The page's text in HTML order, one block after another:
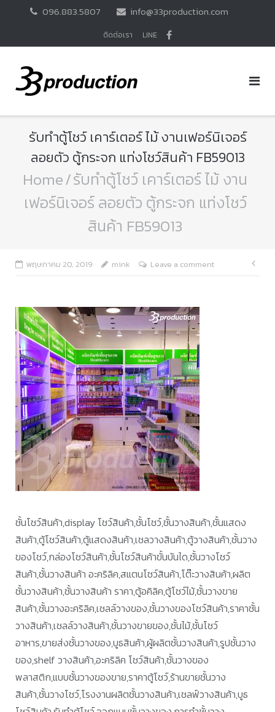
096.883.5807 info@33production.com
ติดต่อเรา LINE
รับทำตู้โชว์ เคาร์เตอร์ ไม้ งานเฟอร์นิเจอร์
ลอยตัว ตู้กระจก แท่งโชว์สินค้า FB59013
Home/รับทำตู้โชว์ เคาร์เตอร์ ไม้ งาน
เฟอร์นิเจอร์ ลอยตัว ตู้กระจก แท่งโชว์
สินค้า FB59013
พฤษภาคม 20, 2019 mink Leave a comment
แน
ชั้นโชว์สินค้า,display โชว์สินค้า,ชั้นโชว์,ชั้นวางสินค้า,ชั้นแสดง
สินค้า,ตู้โชว์สินค้า,ตู้แสดงสินค้า,เชลวางสินค้า,ตู้วางสินค้า,ชั้นวาง
ของโชว์,กล่องโชว์สินค้า,ชั้นโชว์สินค้าขั้นบันได,ชั้นวางโชว์
สินค้า,ชั้นวางสินค้า อะคริลิค,สแตนโชว์สินค้า,โต๊ะวางสินค้า,ผลิต
ชั้นวางสินค้า,ชั้นวางสินค้า ราคา,ตู้อคิลิค,ตู้โชว์ไม้,ชั้นวางขาย
สินค้า,ชั้นวางอะคริลิค,เชลล์วางของ,ชั้นวางของโชว์สินค้า,ราคาชั้น
วางสินค้า,เชลล์วางสินค้า,ชั้นวางขายของ,ชั้นไม้,ชั้นโชว์
อาหาร,ขายส่งชั้นวางของ,บูธสินค้า,ผู้ผลิตชั้นวางสินค้า,รูปชั้นวาง
ของ,shelf วางสินค้า,อะคริลิค โชว์สินค้า,ชั้นวางของ
พลาสติก,แบบชั้นวางของขาย,ราคาตู้โชว์,ร้านขายชั้นวาง
สินค้า,ชั้นวางโชว์,โรงงานผลิตชั้นวางสินค้า,เชลฟ์วางสินค้า,บูธ